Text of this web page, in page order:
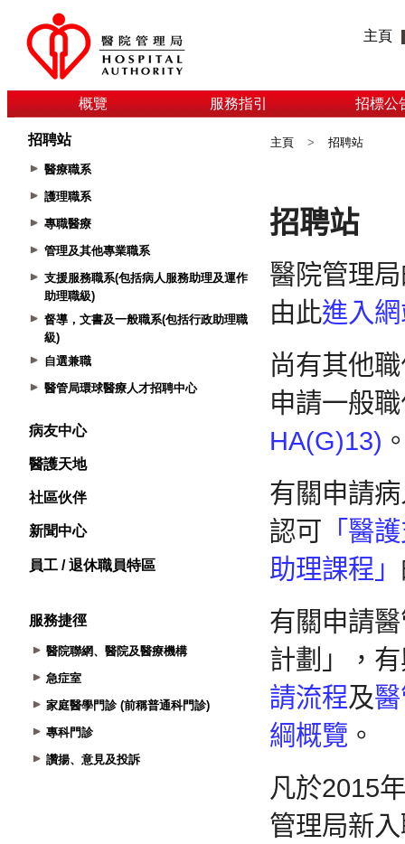
主頁
概覽 服務指引 招標公
招聘站
醫療職系
護理職系
專職醫療
管理及其他專業職系
支援服務職系(包括病人服務助理及運作
助理職級)
督導，文書及一般職系(包括行政助理職
級)
自選兼職
醫管局環球醫療人才招聘中心
病友中心
醫護天地
社區伙伴
新聞中心
員工 / 退休職員特區
服務捷徑
醫院聯網、醫院及醫療機構
急症室
家庭醫學門診 (前稱普通科門診)
專科門診
讚揚、意見及投訴
主頁 > 招聘站